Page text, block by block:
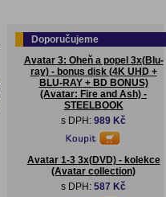
Doporučujeme
Avatar 3: Oheň a popel 3x(Blu-
ray) - bonus disk (4K UHD +
BLU-RAY + BD BONUS)
(Avatar: Fire and Ash) -
STEELBOOK
s DPH: 989 Kč
Avatar 1-3 3x(DVD) - kolekce
(Avatar collection)
s DPH: 587 Kč